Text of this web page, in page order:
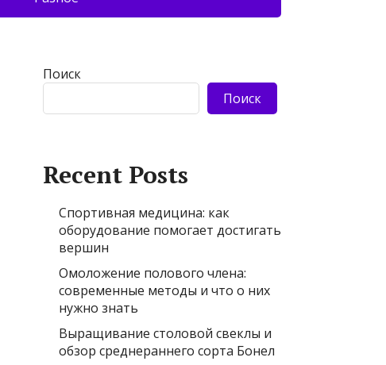
Поиск
Поиск
Recent Posts
Спортивная медицина: как
оборудование помогает достигать
вершин
Омоложение полового члена:
современные методы и что о них
нужно знать
Выращивание столовой свеклы и
обзор среднераннего сорта Бонел